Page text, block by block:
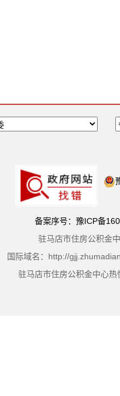
备案序号：豫ICP备
驻马店市住房公积金
国际域名：http://
驻马店市住房公积金中心